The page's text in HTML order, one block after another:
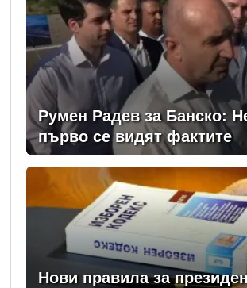
Румен Радев за Банско:
първо се видят фактите
Нови правила за